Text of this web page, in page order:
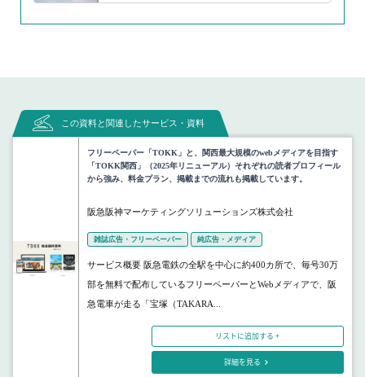
この資料と関連したサービス・資料
フリーペーパー「TOKK」と、関西最大規模のwebメディアを目指す
「TOKK関西」（2025年リニューアル）それぞれの読者プロフィール
から強み、料金プラン、掲載までの流れも掲載しています。
阪急阪神マーケティングソリューションズ株式会社
雑誌広告・フリーペーパー 純広告・メディア
サービス概要 阪急電鉄の全駅を中心に約400カ所で、毎号30万
部を無料で配布しているフリーペーパーとWebメディアで、阪
急電車が走る「宝塚（TAKARA...
リストに追加する +
詳細を見る